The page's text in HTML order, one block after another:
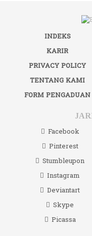
INDEKS
KARIR
PRIVACY POLICY
TENTANG KAMI
FORM PENGADUAN
Facebook
Pinterest
Stumbleupon
Instagram
Deviantart
Skype
Picassa